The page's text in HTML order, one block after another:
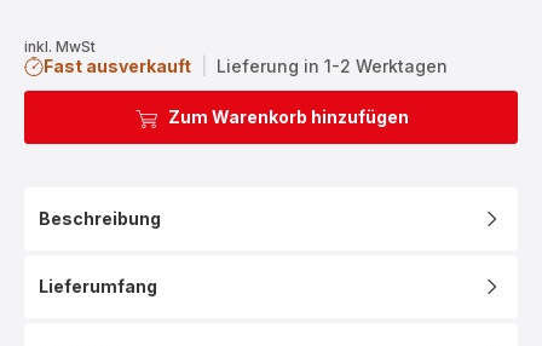
inkl. MwSt
Fast ausverkauft Lieferung in 1-2 Werktagen
Zum Warenkorb hinzufügen
Beschreibung
Lieferumfang